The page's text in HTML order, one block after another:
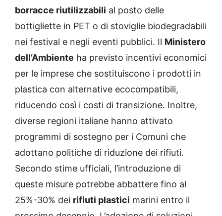
borracce riutilizzabili al posto delle
bottigliette in PET o di stoviglie biodegradabili
nei festival e negli eventi pubblici. Il Ministero
dell’Ambiente ha previsto incentivi economici
per le imprese che sostituiscono i prodotti in
plastica con alternative ecocompatibili,
riducendo così i costi di transizione. Inoltre,
diverse regioni italiane hanno attivato
programmi di sostegno per i Comuni che
adottano politiche di riduzione dei rifiuti.
Secondo stime ufficiali, l’introduzione di
queste misure potrebbe abbattere fino al
25%-30% dei rifiuti plastici marini entro il